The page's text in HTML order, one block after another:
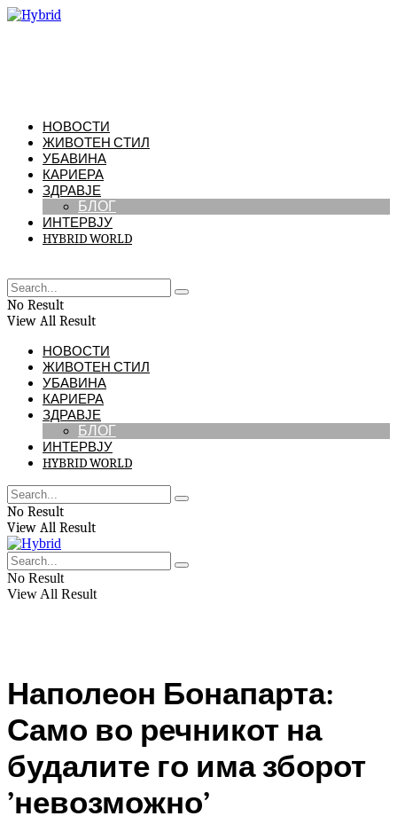
НОВОСТИ
ЖИВОТЕН СТИЛ
УБАВИНА
КАРИЕРА
ЗДРАВЈЕ
БЛОГ
ИНТЕРВЈУ
HYBRID WORLD
No Result
View All Result
НОВОСТИ
ЖИВОТЕН СТИЛ
УБАВИНА
КАРИЕРА
ЗДРАВЈЕ
БЛОГ
ИНТЕРВЈУ
HYBRID WORLD
No Result
View All Result
No Result
View All Result
Наполеон Бонапарта:
Само во речникот на
будалите го има зборот
’невозможно’